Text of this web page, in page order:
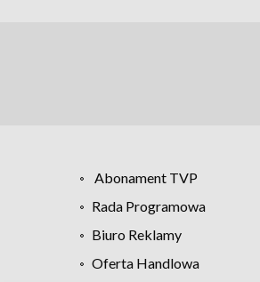
Abonament TVP
Rada Programowa
Biuro Reklamy
Oferta Handlowa